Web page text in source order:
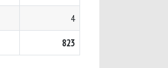
4
823